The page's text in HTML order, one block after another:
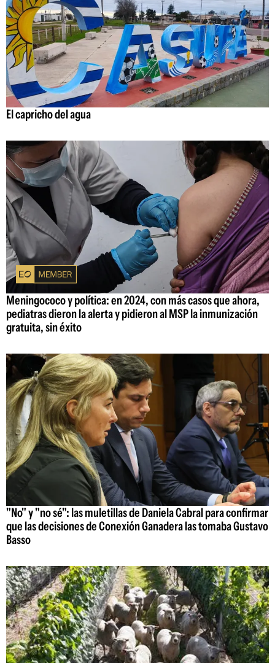
El capricho del agua
Meningococo y política: en 2024, con más casos que ahora,
pediatras dieron la alerta y pidieron al MSP la inmunización
gratuita, sin éxito
"No" y "no sé": las muletillas de Daniela Cabral para confirmar
que las decisiones de Conexión Ganadera las tomaba Gustavo
Basso